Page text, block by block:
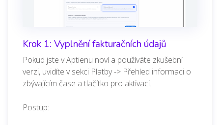
Krok 1: Vyplnění fakturačních údajů
Pokud jste v Aptienu noví a používáte zkušební
verzi, uvidíte v sekci Platby -> Přehled informaci o
zbývajícím čase a tlačítko pro aktivaci.
Postup: